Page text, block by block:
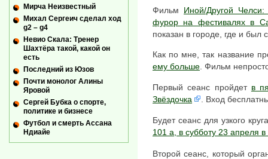
Фильм Иной/Другой
фурор на фестивалях в
показан в городе, где и был
Как по мне, так название
ему больше. Фильм
Первый сеанс пройдет в
Звёздочка
. Вход
Будет сеанс для узкого
101 а, в субботу 23 апреля
Второй сеанс, который
Мирча Неизвестный
Михал Сергеич сделал ход
g2 – g4
Невио Скала: Тренер
Шахтёра такой, какой он
есть
Последний из Юзов
Почти монолог Алины
Яровой
Сергей Бубка о спорте,
политике и бизнесе
Футбол и смерть Ассана
Ндиайе